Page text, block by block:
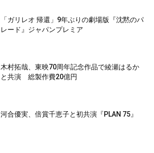
「ガリレオ 帰還」9年ぶりの劇場版『沈黙のパ
レード』ジャパンプレミア
木村拓哉、東映70周年記念作品で綾瀬はるか
と共演 総製作費20億円
河合優実、倍賞千恵子と初共演『PLAN 75』